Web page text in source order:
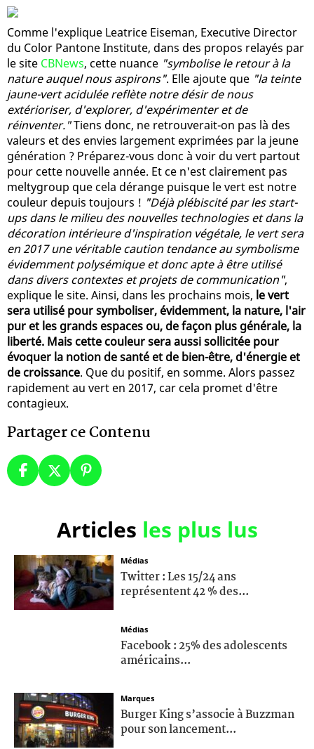
Comme l'explique Leatrice Eiseman, Executive Director
du Color Pantone Institute, dans des propos relayés par
le site CBNews, cette nuance "symbolise le retour à la
nature auquel nous aspirons". Elle ajoute que "la teinte
jaune-vert acidulée reflète notre désir de nous
extérioriser, d'explorer, d'expérimenter et de
réinventer."Tiens donc, ne retrouverait-on pas là des
valeurs et des envies largement exprimées par la jeune
génération ? Préparez-vous donc à voir du vert partout
pour cette nouvelle année. Et ce n'est clairement pas
meltygroup que cela dérange puisque le vert est notre
couleur depuis toujours ! "Déjà plébiscité par les start-
ups dans le milieu des nouvelles technologies et dans la
décoration intérieure d'inspiration végétale, le vert sera
en 2017 une véritable caution tendance au symbolisme
évidemment polysémique et donc apte à être utilisé
dans divers contextes et projets de communication",
explique le site. Ainsi, dans les prochains mois, le vert
sera utilisé pour symboliser, évidemment, la nature, l'air
pur et les grands espaces ou, de façon plus générale, la
liberté. Mais cette couleur sera aussi sollicitée pour
évoquer la notion de santé et de bien-être, d'énergie et
de croissance. Que du positif, en somme. Alors passez
rapidement au vert en 2017, car cela promet d'être
contagieux.
Partager ce Contenu
Articles les plus lus
Médias
Twitter : Les 15/24 ans
représentent 42 % des...
Médias
Facebook : 25% des adolescents
américains...
Marques
Burger King s’associe à Buzzman
pour son lancement...